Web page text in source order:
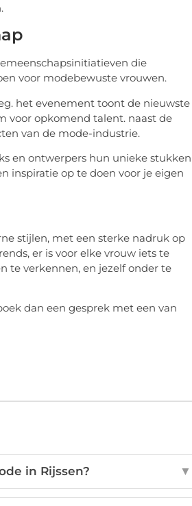
die
voor modebewuste vrouwen.
het evenement toont de nieuwste
voor opkomend talent. naast de
van de mode-industrie.
en ontwerpers hun unieke stukken
inspiratie op te doen voor je eigen
stijlen, met een sterke nadruk op
er is voor elke vrouw iets te
te verkennen, en jezelf onder te
dan een gesprek met een van
in Rijssen? ▼